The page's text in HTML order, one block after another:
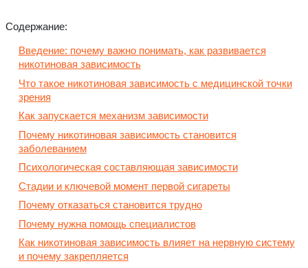
Содержание:
Введение: почему важно понимать, как развивается
никотиновая зависимость
Что такое никотиновая зависимость с медицинской точки
зрения
Как запускается механизм зависимости
Почему никотиновая зависимость становится
заболеванием
Психологическая составляющая зависимости
Стадии и ключевой момент первой сигареты
Почему отказаться становится трудно
Почему нужна помощь специалистов
Как никотиновая зависимость влияет на нервную систему
и почему закрепляется